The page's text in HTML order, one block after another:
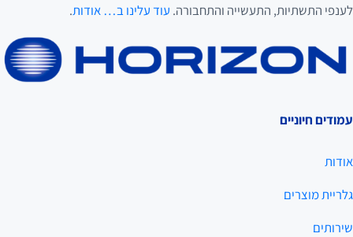
לענפי התשתיות, התעשייה והתחבורה. עוד עלינו ב… אודות.
עמודים חיוניים
אודות
גלריית מוצרים
שירותים